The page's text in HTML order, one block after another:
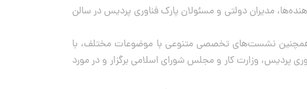
های نوآوری‌) ۱۴ و ۱۵ اسفند ۱۳۹۷ با حضور مدیران شتاب‌دهنده‌ها، مدیران دولتی و مسئولان پارک فناوری پردیس در سالن
و همچنین نشست‌های تخصصی متنوعی با موضوعات مختلف، با
پردیس، وزارت کار و مجلس شورای اسلامی برگزار و در مورد